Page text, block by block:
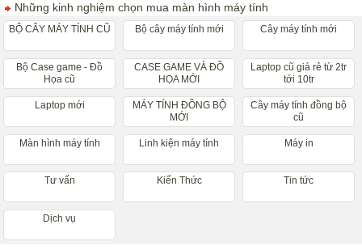
Những kinh nghiệm chọn mua màn hình máy tính
BỘ CÂY MÁY TÍNH CŨ Bộ cây máy tính mới Cây máy tính mới
Bộ Case game - Đồ
Họa cũ
CASE GAME VÀ ĐỒ
HỌA MỚI
Laptop cũ giá rẻ từ 2tr
tới 10tr
Laptop mới
MÁY TÍNH ĐỒNG BỘ
MỚI
Cây máy tính đồng bộ
cũ
Màn hình máy tính Linh kiện máy tính Máy in
Tư vấn Kiến Thức Tin tức
Dịch vụ